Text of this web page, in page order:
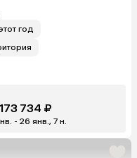
год
734 ₽
- 26 янв., 7 н.